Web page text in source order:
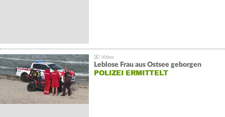
Leblose Frau aus Ostsee geborgen
POLIZEI ERMITTELT